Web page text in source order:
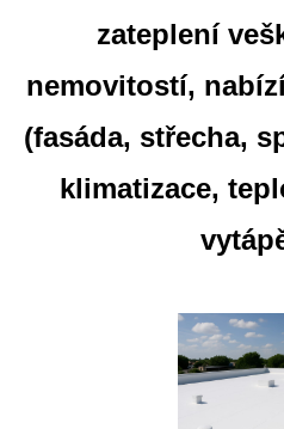
zateplení
nemovitostí,
(fasáda, střecha,
klimatizace,